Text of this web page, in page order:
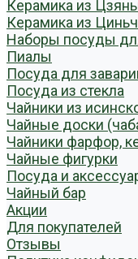
Керамика из
Керамика из
Наборы посуды
Пиалы
Посуда для
Посуда из стекла
Чайники из
Чайные доски
Чайники фарфор,
Чайные фигурки
Посуда и
Чайный бар
Акции
Для покупателей
Отзывы